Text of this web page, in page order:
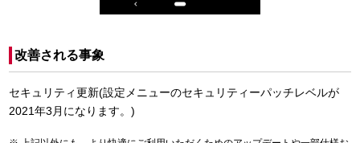
改善される事象
セキュリティ更新(設定メニューのセキュリティーパッチレベルが
2021年3月になります。)